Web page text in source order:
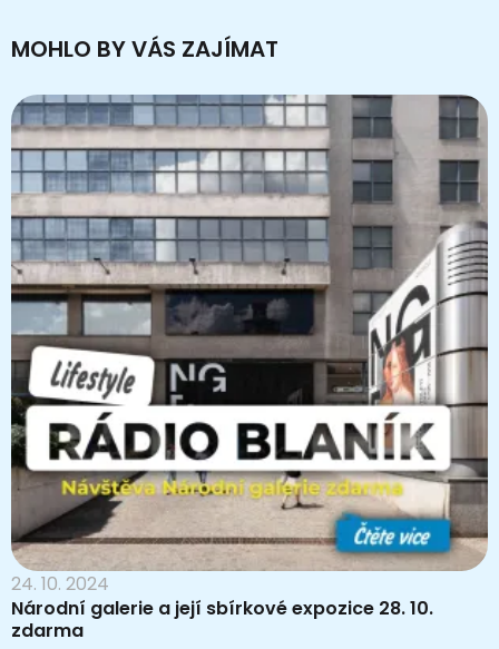
MOHLO BY VÁS ZAJÍMAT
24. 10. 2024
Národní galerie a její sbírkové expozice 28. 10.
zdarma